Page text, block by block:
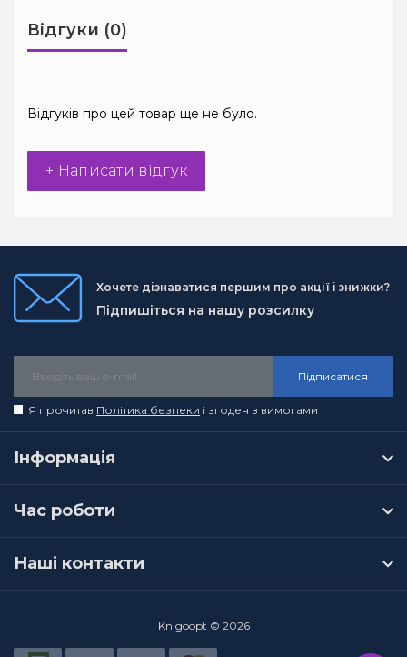
Відгуки (0)
Відгуків про цей товар ще не було.
+ Написати відгук
Хочете дізнаватися першим про акції і знижки?
Підпишіться на нашу розсилку
Підписатися
Я прочитав Політика безпеки і згоден з вимогами
Інформація
Час роботи
Наші контакти
Knigoopt © 2026